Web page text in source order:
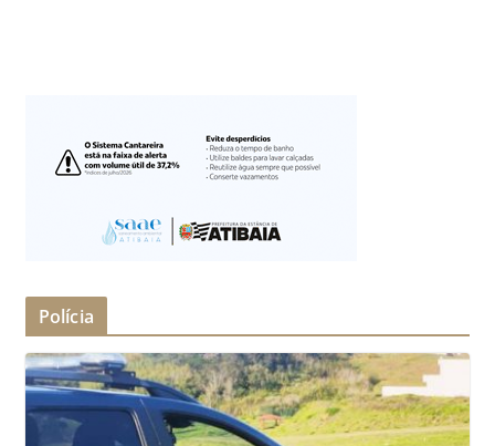
Polícia